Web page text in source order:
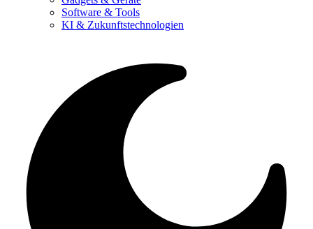
Software & Tools
KI & Zukunftstechnologien